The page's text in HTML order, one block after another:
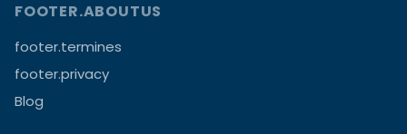
FOOTER.ABOUTUS
footer.termines
footer.privacy
Blog